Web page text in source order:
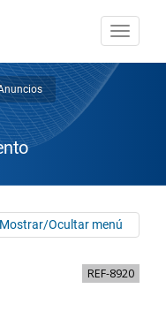
Mostrar/Ocultar menú
REF-8920